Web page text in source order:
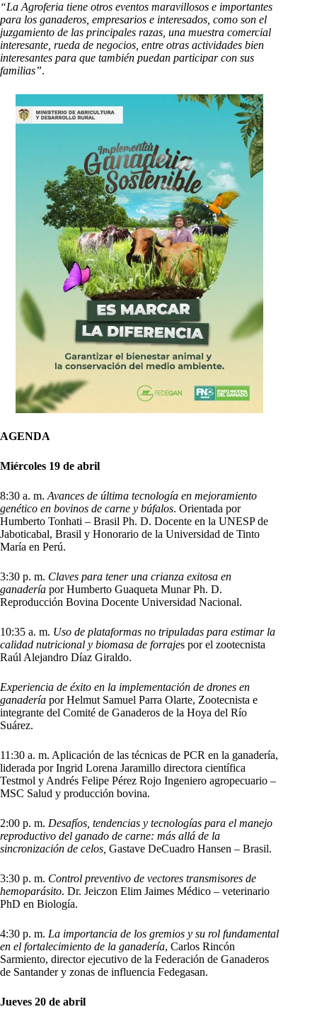
“La Agroferia tiene otros eventos maravillosos e importantes
para los ganaderos, empresarios e interesados, como son el
juzgamiento de las principales razas, una muestra comercial
interesante, rueda de negocios, entre otras actividades bien
interesantes para que también puedan participar con sus
familias”.
AGENDA
Miércoles 19 de abril
8:30 a. m. Avances de última tecnología en mejoramiento
genético en bovinos de carne y búfalos. Orientada por
Humberto Tonhati – Brasil Ph. D. Docente en la UNESP de
Jaboticabal, Brasil y Honorario de la Universidad de Tinto
María en Perú.
3:30 p. m. Claves para tener una crianza exitosa en
ganadería por Humberto Guaqueta Munar Ph. D.
Reproducción Bovina Docente Universidad Nacional.
10:35 a. m. Uso de plataformas no tripuladas para estimar la
calidad nutricional y biomasa de forrajes por el zootecnista
Raúl Alejandro Díaz Giraldo.
Experiencia de éxito en la implementación de drones en
ganadería por Helmut Samuel Parra Olarte, Zootecnista e
integrante del Comité de Ganaderos de la Hoya del Río
Suárez.
11:30 a. m. Aplicación de las técnicas de PCR en la ganadería,
liderada por Ingrid Lorena Jaramillo directora científica
Testmol y Andrés Felipe Pérez Rojo Ingeniero agropecuario –
MSC Salud y producción bovina.
2:00 p. m. Desafíos, tendencias y tecnologías para el manejo
reproductivo del ganado de carne: más allá de la
sincronización de celos, Gastave DeCuadro Hansen – Brasil.
3:30 p. m. Control preventivo de vectores transmisores de
hemoparásito. Dr. Jeiczon Elim Jaimes Médico – veterinario
PhD en Biología.
4:30 p. m. La importancia de los gremios y su rol fundamental
en el fortalecimiento de la ganadería, Carlos Rincón
Sarmiento, director ejecutivo de la Federación de Ganaderos
de Santander y zonas de influencia Fedegasan.
Jueves 20 de abril